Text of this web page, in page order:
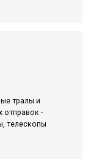
тралы и
-
телескопы